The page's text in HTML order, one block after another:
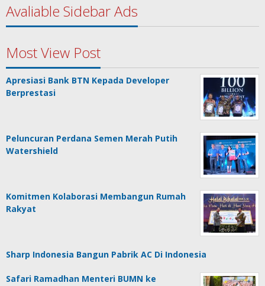
Avaliable Sidebar Ads
Most View Post
Apresiasi Bank BTN Kepada Developer
Berprestasi
Peluncuran Perdana Semen Merah Putih
Watershield
Komitmen Kolaborasi Membangun Rumah
Rakyat
Sharp Indonesia Bangun Pabrik AC Di Indonesia
Safari Ramadhan Menteri BUMN ke